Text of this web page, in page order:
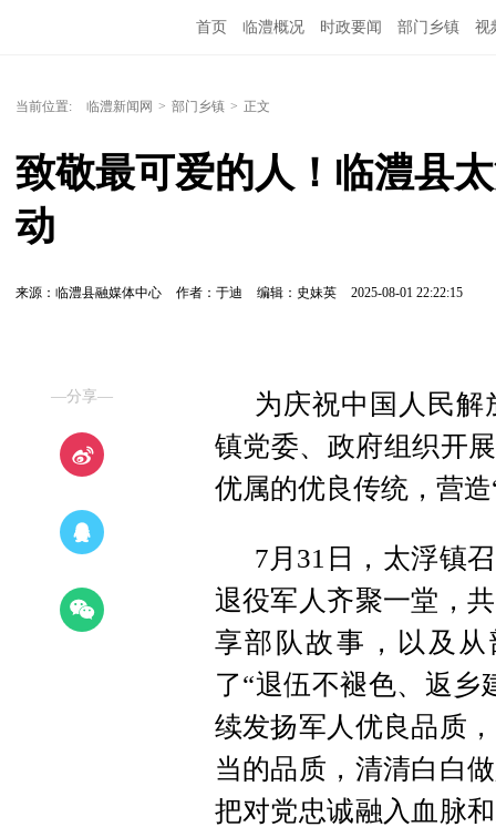
首页 临澧概况 时政要闻 部门乡镇 视
当前位置: 临澧新闻网 > 部门乡镇 > 正文
致敬最可爱的人！临澧县
动
来源：临澧县融媒体中心 作者：于迪 编辑：史妹英 2025-08-01 22:22:15
—分享—
为庆祝中国人民解
镇党委、政府组织开
优属的优良传统，营
7月31日，太浮镇
退役军人齐聚一堂，
享部队故事，以及
了“退伍不褪色、返乡
续发扬军人优良品质
当的品质，清清白白
把对党忠诚融入血脉